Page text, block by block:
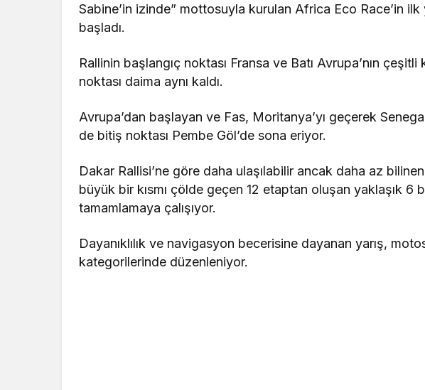
Sabine’in izinde” mottosuyla kurulan Africa Eco Race’in ilk
başladı.
Rallinin başlangıç noktası Fransa ve Batı Avrupa’nın
noktası daima aynı kaldı.
Avrupa’dan başlayan ve Fas, Moritanya’yı geçerek
de bitiş noktası Pembe Göl’de sona eriyor.
Dakar Rallisi’ne göre daha ulaşılabilir ancak daha az
büyük bir kısmı çölde geçen 12 etaptan oluşan yaklaşık 6
tamamlamaya çalışıyor.
Dayanıklılık ve navigasyon becerisine dayanan yarış,
kategorilerinde düzenleniyor.